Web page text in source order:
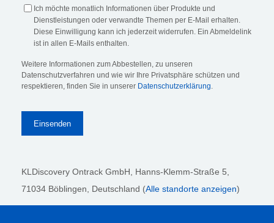
Ich möchte monatlich Informationen über Produkte und
Dienstleistungen oder verwandte Themen per E-Mail erhalten.
Diese Einwilligung kann ich jederzeit widerrufen. Ein Abmeldelink
ist in allen E-Mails enthalten.
Weitere Informationen zum Abbestellen, zu unseren
Datenschutzverfahren und wie wir Ihre Privatsphäre schützen und
respektieren, finden Sie in unserer Datenschutzerklärung.
KLDiscovery Ontrack GmbH, Hanns-Klemm-Straße 5
71034 Böblingen , Deutschland (Alle standorte anzeigen)